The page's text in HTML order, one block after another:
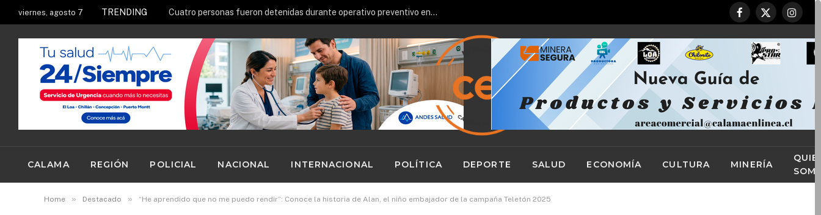
viernes, agosto 7 TRENDING Cuatro personas fueron detenidas durante operativo preventivo en Calama
Facebook
X
CALAMA REGIÓN POLICIAL NACIONAL INTERNACIONAL POLÍTICA DEPORTE SALUD ECONOMÍA CULTURA MINERÍA
Home » Destacado » “He aprendido que no me puedo rendir”: Conoce la historia de Alan, el niño embajador de la campaña Teletón 2025